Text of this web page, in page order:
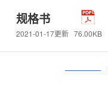
规格书
2021-01-17更新 76.00KB